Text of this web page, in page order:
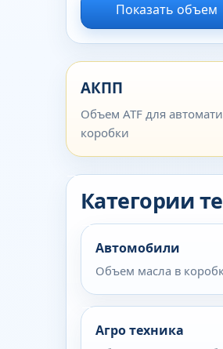
Показать объем
АКПП
Объем ATF для
коробки
Категории
Автомобили
Объем масла в
Агро техника